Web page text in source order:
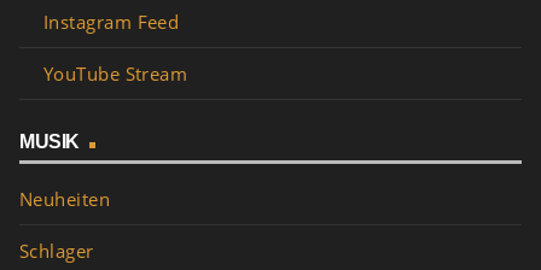
Instagram Feed
YouTube Stream
MUSIK
Neuheiten
Schlager